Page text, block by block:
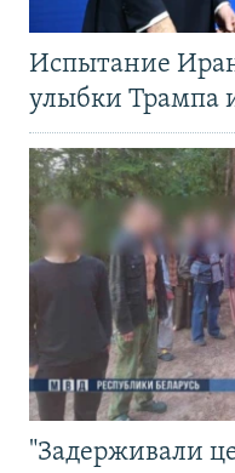
Испытание
улыбки Трампа
"Задерживали